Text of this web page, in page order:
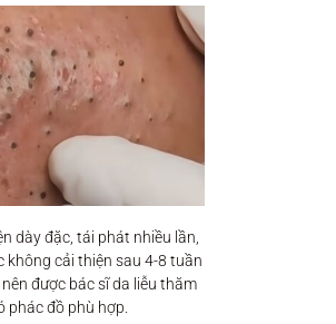
dày đặc, tái phát nhiều lần,
không cải thiện sau 4-8 tuần
được bác sĩ da liễu thăm
phác đồ phù hợp.